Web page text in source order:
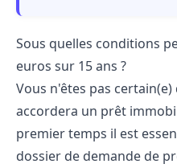
Sous quelles conditions
euros sur 15 ans ?
Vous n'êtes pas
accordera un prêt
premier temps il est
dossier de demande de